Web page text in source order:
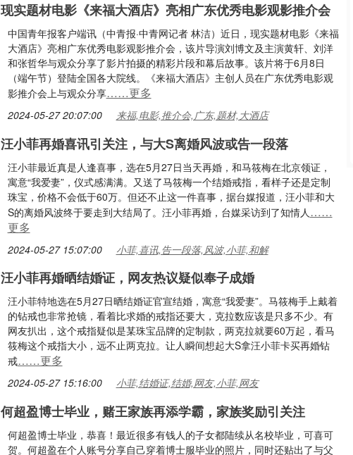
现实题材电影《来福大酒店》亮相广东优秀电影观影推介会
中国青年报客户端讯（中青报·中青网记者 林洁）近日，现实题材电影《来福
大酒店》亮相广东优秀电影观影推介会，该片导演刘博文及主演黄轩、刘洋
和张哲华与观众分享了影片拍摄的精彩片段和幕后故事。该片将于6月8日
（端午节）登陆全国各大院线。《来福大酒店》主创人员在广东优秀电影观
影推介会上与观众分享……更多
2024-05-27 20:07:00 来福,电影,推介会,广东,题材,大酒店
汪小菲再婚喜讯引关注，与大S离婚风波或告一段落
汪小菲最近真是人逢喜事，选在5月27日当天再婚，和马筱梅在北京领证，
寓意“我爱妻”，仪式感满满。又送了马筱梅一个结婚戒指，看样子还是定制
珠宝，价格不会低于60万。但还不止这一件喜事，据台媒报道，汪小菲和大
S的离婚风波终于要走到大结局了。汪小菲再婚，台媒采访到了知情人……
更多
2024-05-27 15:07:00 小菲,喜讯,告一段落,风波,小菲,和解
汪小菲再婚晒结婚证，网友热议疑似奉子成婚
汪小菲特地选在5月27日晒结婚证官宣结婚，寓意“我爱妻”。马筱梅手上戴着
的钻戒也非常抢镜，看着比求婚的戒指还要大，克拉数应该是只多不少。有
网友扒出，这个戒指疑似是某珠宝品牌的定制款，两克拉就要60万起，看马
筱梅这个戒指大小，远不止两克拉。让人瞬间想起大S拿汪小菲卡买再婚钻
戒……更多
2024-05-27 15:16:00 小菲,结婚证,结婚,网友,小菲,网友
何超盈博士毕业，赌王家族再添学霸，家族奖励引关注
何超盈博士毕业，恭喜！最近很多有钱人的子女都陆续从名校毕业，可喜可
贺。何超盈在个人账号分享自己穿着博士服毕业的照片，同时还贴出了与父